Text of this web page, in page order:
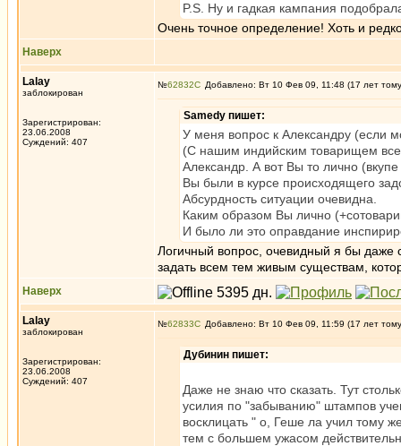
P.S. Ну и гадкая кампания
Очень точное определение! Хоть и
Наверх
Lalay
заблокирован
Зарегистрирован:
23.06.2008
Суждений: 407
№62832 Добавлено: Вт 10 Фев 09, 11:48 (17 лет
Samedy пишет:
У меня вопрос к Александру (если
(С нашим индийским товарищем все
Александр. А вот Вы то лично
Вы были в курсе происходящего
Абсурдность ситуации очевидна.
Каким образом Вы лично
И было ли это оправдание
Логичный вопрос, очевидный я бы даже
задать всем тем живым существам,
Наверх
Lalay
заблокирован
Зарегистрирован:
23.06.2008
Суждений: 407
№62833 Добавлено: Вт 10 Фев 09, 11:59 (17 лет
Дубинин пишет:
Даже не знаю что сказать. Тут
усилия по "забыванию" штампов
восклицать " о, Геше ла учил тому
тем с большем ужасом